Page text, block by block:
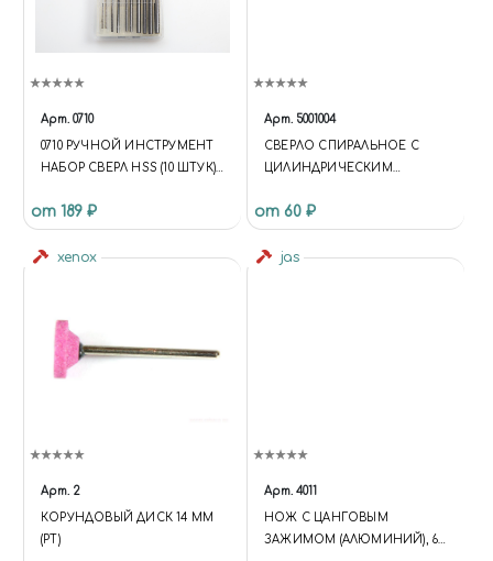
Арт. 0710
0710 РУЧНОЙ ИНСТРУМЕНТ
НАБОР СВЕРЛ HSS (10 ШТУК)
8/3,0)
от 189 ₽
Арт. 5001004
СВЕРЛО СПИРАЛЬНОЕ С
ЦИЛИНДРИЧЕСКИМ
от 60 ₽
xenox
Арт. 2
КОРУНДОВЫЙ ДИСК 14 ММ
(РТ)
jas
Арт. 4011
НОЖ С ЦАНГОВЫМ
ЗАЖИМОМ (АЛЮМИНИЙ), 6